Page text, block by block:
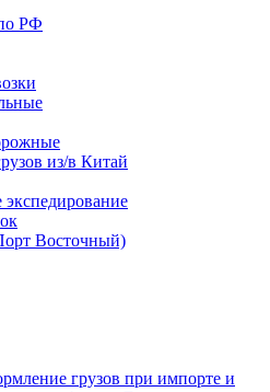
РФ
из/в Китай
Восточный)
грузов при импорте и